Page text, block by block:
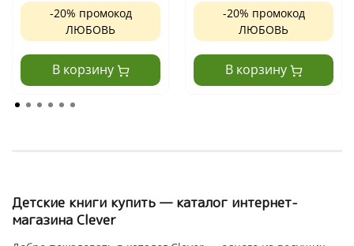
-20% промокод
ЛЮБОВЬ
В корзину
-20% промокод
ЛЮБОВЬ
В корзину
Детские книги купить — каталог интернет-
магазина Clever